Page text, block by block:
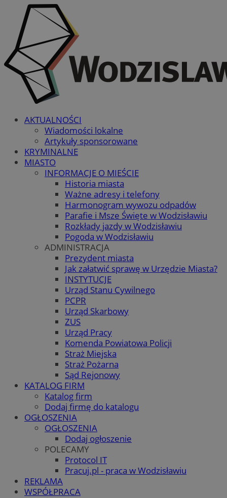
AKTUALNOŚCI
Wiadomości lokalne
Artykuły sponsorowane
KRYMINALNE
MIASTO
INFORMACJE O MIEŚCIE
Historia miasta
Ważne adresy i telefony
Harmonogram wywozu odpadów
Parafie i Msze Święte w Wodzisławiu
Rozkłady jazdy w Wodzisławiu
Pogoda w Wodzisławiu
ADMINISTRACJA
Prezydent miasta
Jak załatwić sprawę w Urzędzie Miasta?
INSTYTUCJE
Urząd Stanu Cywilnego
PCPR
Urząd Skarbowy
ZUS
Urząd Pracy
Komenda Powiatowa Policji
Straż Miejska
Straż Pożarna
Sąd Rejonowy
KATALOG FIRM
Katalog firm
Dodaj firmę do katalogu
OGŁOSZENIA
OGŁOSZENIA
Dodaj ogłoszenie
POLECAMY
Protocol IT
Pracuj.pl - praca w Wodzisławiu
REKLAMA
WSPÓŁPRACA